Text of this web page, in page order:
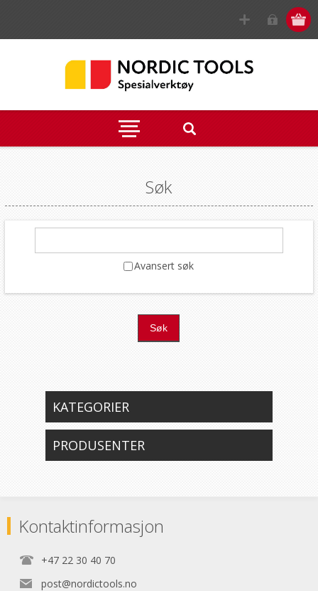
Søk
Avansert søk
Søk
KATEGORIER
PRODUSENTER
Kontaktinformasjon
+47 22 30 40 70
post@nordictools.no